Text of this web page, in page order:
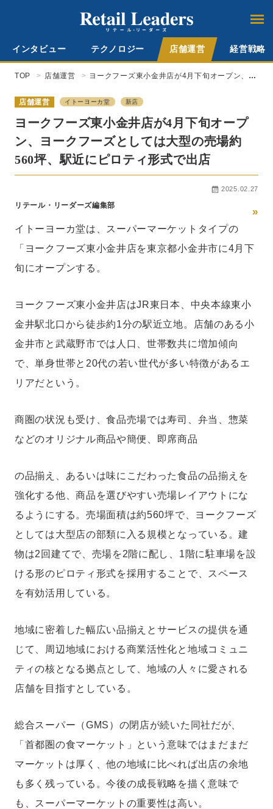
インタビュー テクノロジー 店舗運営 経営戦略
TOP 店舗運営
ヨークフーズ東小金井店が4月下旬オープン、ヨ
ピロティ形式で出店
店舗運営 イトーヨーカ堂 新店
ヨークフーズ東小金井店が4月下旬オープ
ン、ヨークフーズとしては大型の売場約
560坪、駅近にピロティ形式で出店
2025.02.27
リテール・リーダーズ編集部
»
イトーヨーカ堂は、スーパーマーケットタイプの
「ヨークフーズ東小金井店を東京都小金井市に4月下
旬にオープンする。
ヨークフーズ東小金井店はJR東日本、中央本線東小
金井駅北口から徒歩約1分の駅近立地。店舗のある小
金井市と武蔵野市では人口、世帯数共に増加傾向
で、単身世帯と20代の若い世代が多い特徴があるエ
リアだという。
商圏の状況も受け、食品売場では寿司、弁当、惣菜
などのオリジナル商品や簡便、即席商品
の品揃え、あるいは味にこだわった食品の品揃えを
強化する他、商品を選びやすい売場レイアウトにな
るようにする。売場面積は約560坪で、ヨークフーズ
としては大型店の部類に入る規模となっている。建
物は2回建てで、売場を2階に配し、1階に駐車場を設
ける形のピロティ形式を採用することで、スペース
を有効活用している。
地域に密着した幅広い品揃えとサービスの提供を通
じて、周辺地域における商業活性化と地域コミュニ
ティの核となる拠点として、地域の人々に愛される
店舗を目指すとしている。
総合スーパー（GMS）の閉店が続いた同社だが、
「首都圏の食マーケット」という意味ではまだまだ
マーケットは厚く、他の地域に比べれば出店の余地
も多く残っている。今後の成長戦略を描く意味で
も、スーパーマーケットの重要性は高い。